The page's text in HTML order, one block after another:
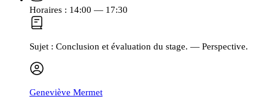
Horaires : 14:00 — 17:30
Sujet : Conclusion et évaluation du stage. — Perspective.
Geneviève Mermet